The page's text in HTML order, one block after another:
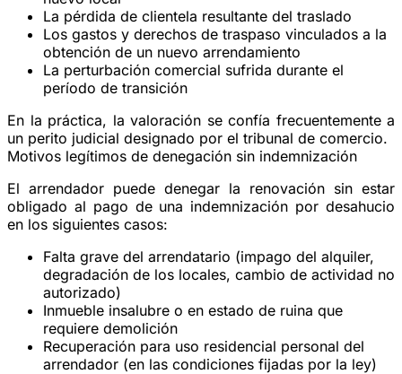
La pérdida de clientela resultante del traslado
Los gastos y derechos de traspaso vinculados a la
obtención de un nuevo arrendamiento
La perturbación comercial sufrida durante el
período de transición
En la práctica, la valoración se confía frecuentemente a
un perito judicial designado por el tribunal de comercio.
Motivos legítimos de denegación sin indemnización
El arrendador puede denegar la renovación sin estar
obligado al pago de una indemnización por desahucio
en los siguientes casos:
Falta grave del arrendatario (impago del alquiler,
degradación de los locales, cambio de actividad no
autorizado)
Inmueble insalubre o en estado de ruina que
requiere demolición
Recuperación para uso residencial personal del
arrendador (en las condiciones fijadas por la ley)